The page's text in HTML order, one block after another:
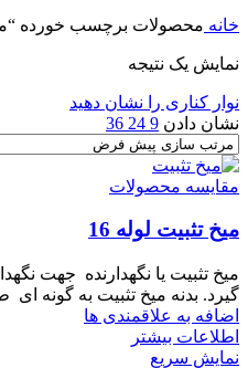
خانه محصولات برچسب خورده “میخ
نمایش یک نتیجه
نوار کناری را نشان دهید
نشان دادن 9
24
36
مقایسه محصولات
میخ تثبیت لوله 16
گیرد. بدنه میخ تثبیت به گونه
اضافه به علاقمندی ها
اطلاعات بیشتر
نمایش سریع